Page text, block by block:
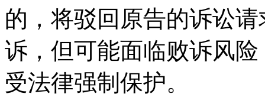
的，将驳回原告的诉讼
诉，但可能面临败诉风
受法律强制保护。